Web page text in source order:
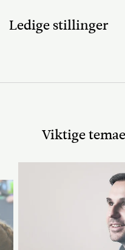
Ledige stillinger
Viktige